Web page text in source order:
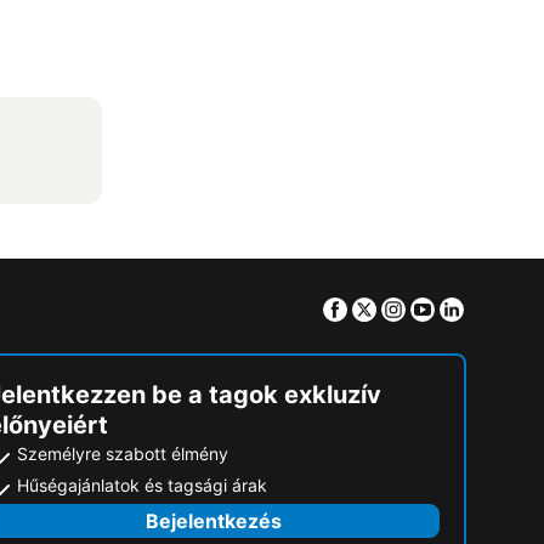
Facebook
TwitterInstagram
Youtube
be a tagok exkluzív
Személyre szabott élmény
Hűségajánlatok és tagsági árak
Bejelentkezés